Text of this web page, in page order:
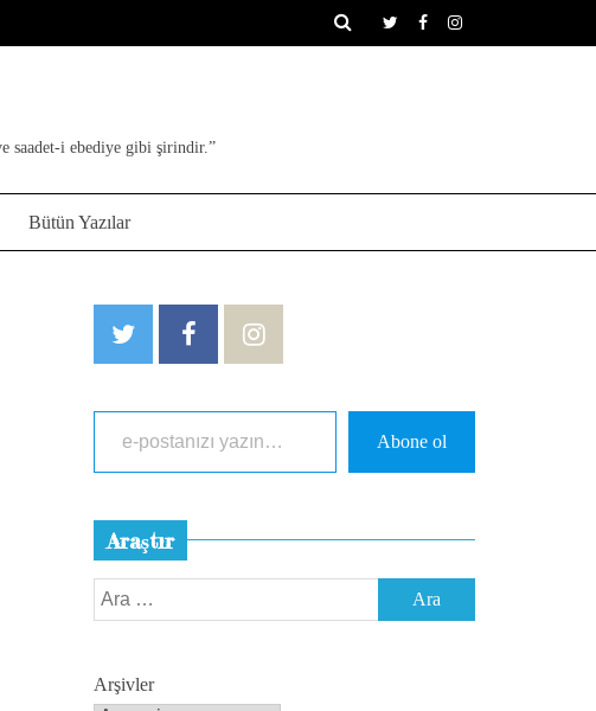
saadet-i ebediye gibi şirindir.”
Bütün Yazılar
e-postanızı yazın…
Abone ol
Araştır
Arama:
Arşivler